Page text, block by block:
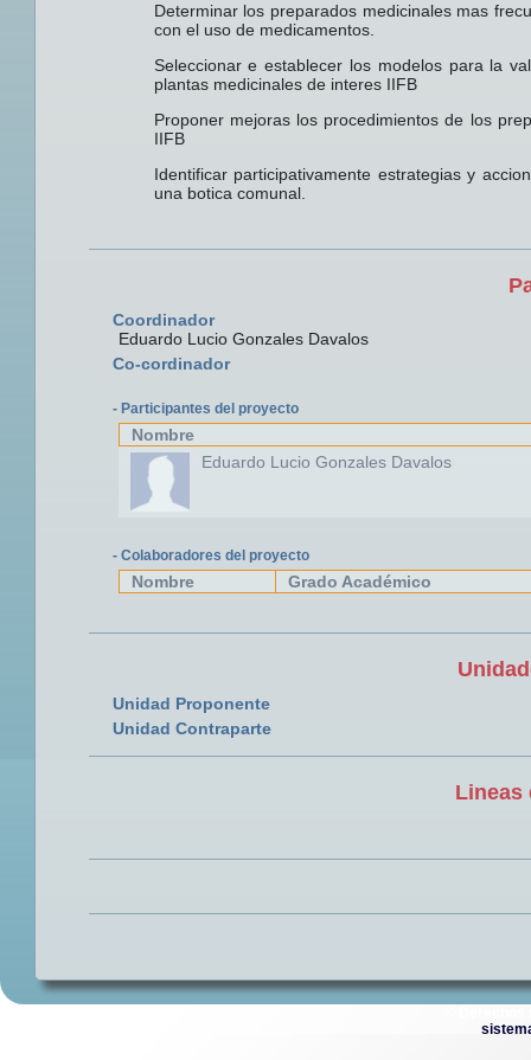
Determinar los preparados medicinales mas
con el uso de medicamentos.
Seleccionar e establecer los modelos para la
plantas medicinales de interes IIFB
Proponer mejoras los procedimientos de los
IIFB
Identificar participativamente estrategias y
una botica comunal.
Coordinador
Eduardo Lucio Gonzales Davalos
Co-cordinador
- Participantes del proyecto
Nombre
Eduardo Lucio Gonzales Davalos
- Colaboradores del proyecto
Nombre Grado Académico
Unidad Proponente
Unidad Contraparte
Lineas